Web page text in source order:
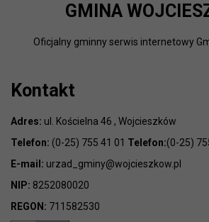
GMINA
Oficjalny gminny serwis internetowy
Kontakt
Adres: ul. Kościelna 46 , Wojcieszków
Telefon: (0-25) 755 41 01 Telefon:(0-25)
E-mail: urzad_gminy@wojcieszkow.pl
NIP: 8252080020
REGON: 711582530